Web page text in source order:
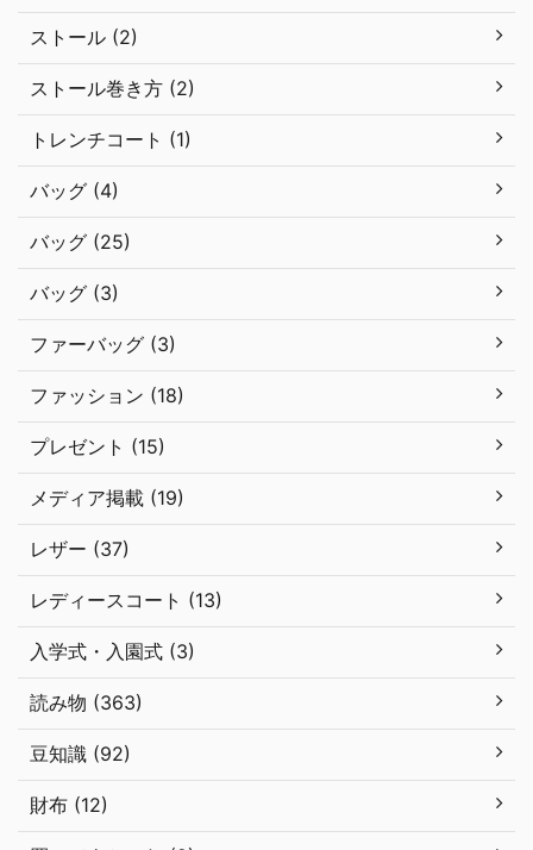
ストール (2)
ストール巻き方 (2)
トレンチコート (1)
バッグ (4)
バッグ (25)
バッグ (3)
ファーバッグ (3)
ファッション (18)
プレゼント (15)
メディア掲載 (19)
レザー (37)
レディースコート (13)
入学式・入園式 (3)
読み物 (363)
豆知識 (92)
財布 (12)